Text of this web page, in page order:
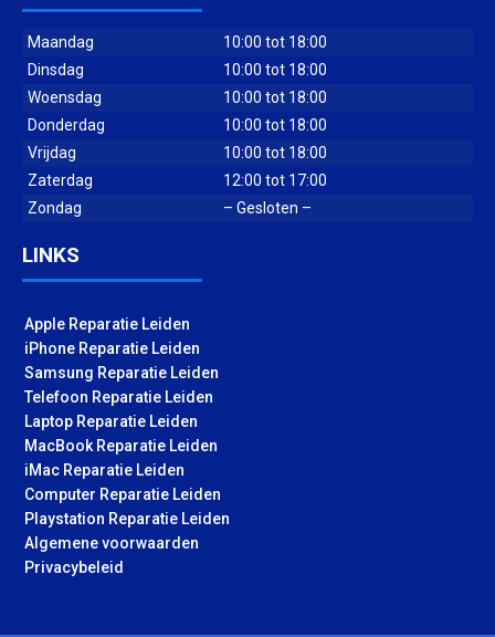
Maandag
10:00 tot 18:00
Dinsdag
10:00 tot 18:00
Woensdag
10:00 tot 18:00
Donderdag
10:00 tot 18:00
Vrijdag
10:00 tot 18:00
Zaterdag
12:00 tot 17:00
Zondag
– Gesloten –
LINKS
Apple Reparatie Leiden
iPhone Reparatie Leiden
Samsung Reparatie Leiden
Telefoon Reparatie Leiden
Laptop Reparatie Leiden
MacBook Reparatie Leiden
iMac Reparatie Leiden
Computer Reparatie Leiden
Playstation Reparatie Leiden
Algemene voorwaarden
Privacybeleid